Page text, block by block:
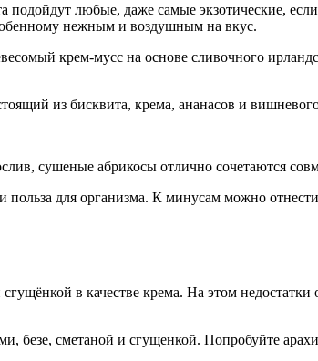
подойдут любые, даже самые экзотические,
нежным и воздушным на вкус.
крем-мусс на основе сливочного
из бисквита, крема, ананасов и
сушеные абрикосы отлично сочетаются
польза для организма. К минусам можно
в качестве крема. На этом
безе, сметаной и сгущенкой. Попробуйте